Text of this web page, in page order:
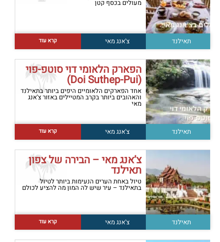
מעולים בכסף קטן
תאילנד צ'אנג מאי קרא עוד
הפארק הלאומי דוי סוטפ-פוי
(Doi Suthep-Pui)
אחד הפארקים הלאומיים היפים ביותר בתאילנד
והאהובים ביותר בקרב המטיילים באזור צ'אנג
מאי
תאילנד צ'אנג מאי קרא עוד
צ’אנג מאי – הבירה של צפון
תאילנד
טיול באחת הערים הנעימות ביותר לטיול
בתאילנד – עיר שיש לה המון מה להציע לכולם
תאילנד צ'אנג מאי קרא עוד